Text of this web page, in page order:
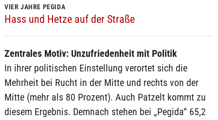
VIER JAHRE PEGIDA
Hass und Hetze auf der Straße
Zentrales Motiv: Unzufriedenheit mit Politik
In ihrer politischen Einstellung verortet sich die
Mehrheit bei Rucht in der Mitte und rechts von der
Mitte (mehr als 80 Prozent). Auch Patzelt kommt zu
diesem Ergebnis. Demnach stehen bei „Pegida“ 65,2